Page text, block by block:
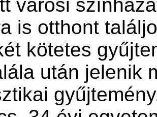
városi
is otthont
kötetes
után jelenik